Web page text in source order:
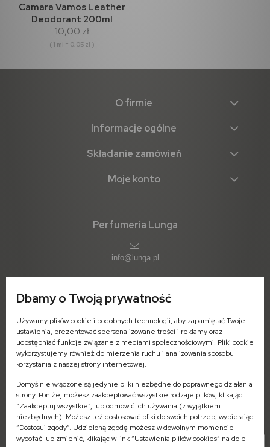
Camara Vamos Leather
Deodorant 200ml
10,00 zł
( 1 ml = 0,05 zł )
O firmie
Informacje ogólne
Składanie zamówień
Moje konto
Perfumeria Lunga
info@lunga.pl
ul. 11-go Listopada 1 (parter)
09-402 Płock
woj. mazowieckie
Pn-Pt: 7:00 - 16:00
Zamówienia - odbiór stacjonarny
504-573-745 (Pn-Pt: 8:00-16:00)
Dbamy o Twoją prywatność
Używamy plików cookie i podobnych technologii, aby zapamiętać Twoje
ustawienia, prezentować spersonalizowane treści i reklamy oraz
udostępniać funkcje związane z mediami społecznościowymi. Pliki cookie
wykorzystujemy również do mierzenia ruchu i analizowania sposobu
korzystania z naszej strony internetowej.
Domyślnie włączone są jedynie pliki niezbędne do poprawnego działania
strony. Poniżej możesz zaakceptować wszystkie rodzaje plików, klikając
“Zaakceptuj wszystkie”, lub odmówić ich używania (z wyjątkiem
niezbędnych). Możesz też dostosować pliki do swoich potrzeb, wybierając
“Dostosuj zgody”. Udzieloną zgodę możesz w dowolnym momencie
wycofać lub zmienić, klikając w link “Ustawienia plików cookies” na dole